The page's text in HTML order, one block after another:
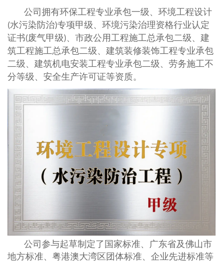
公司拥有环保工程专业承包一级、环境工程设计
(水污染防治)专项甲级、环境污染治理资格行业认定
证书(废气甲级)、市政公用工程施工总承包二级、建
筑工程施工总承包二级、建筑装修装饰工程专业承包
二级、建筑机电安装工程专业承包二级、劳务施工不
分等级、安全生产许可证等资质。
公司参与起草制定了国家标准、广东省及佛山市
地方标准、粤港澳大湾区团体标准、企业先进标准等